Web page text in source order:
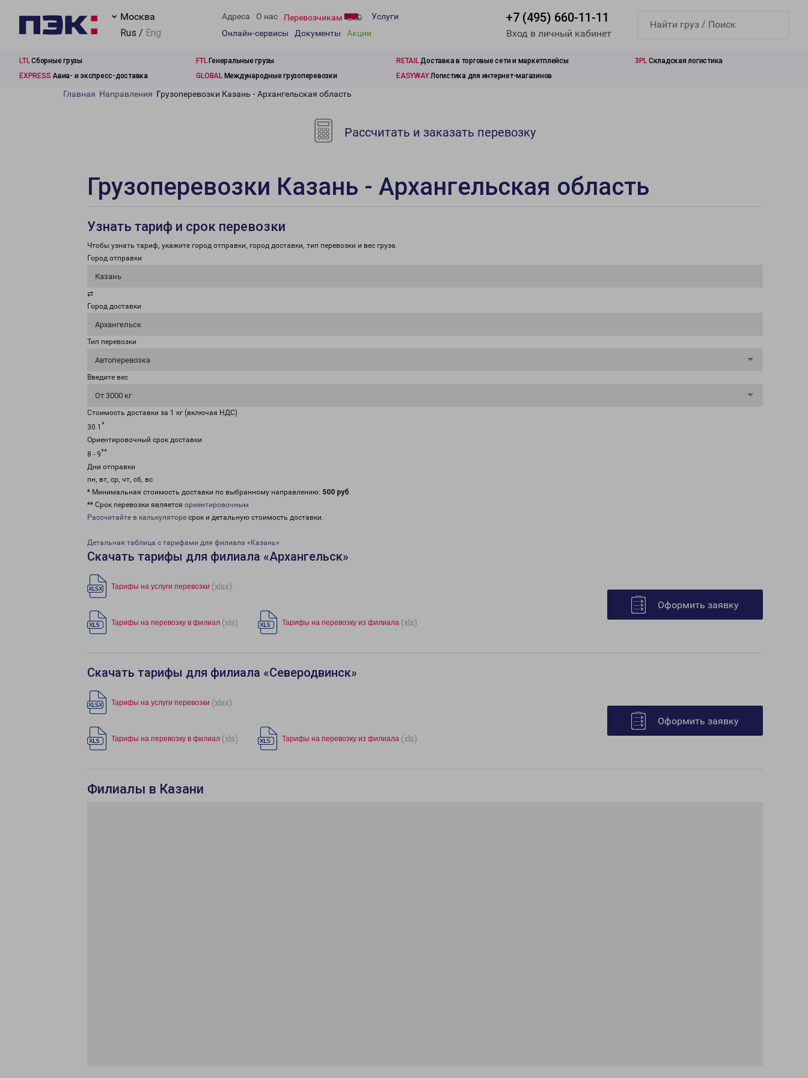
Москва
Rus / Eng
Адреса О нас Перевозчикам
Услуги
Онлайн-сервисы
Документы Акции
+7 (495) 660-11-11
Вход в личный кабинет
LTLСборные грузы FTLГенеральные грузы RETAILДоставка в торговые сети и маркетплейсы 3PL Складская логистика
EXPRESS Авиа- и экспресс-доставка GLOBALМеждународные грузоперевозки EASYWAYЛогистика для интернет-магазинов
Главная Направления Грузоперевозки Казань - Архангельская область
Рассчитать и заказать перевозку
Грузоперевозки Казань - Архангельская область
Узнать тариф и срок перевозки
Чтобы узнать тариф, укажите город отправки, город доставки, тип перевозки и вес груза.
Город отправки
Казань
⇄
Город доставки
Архангельск
Тип перевозки
Автоперевозка
Введите вес
От 3000 кг
Стоимость доставки за 1 кг (включая НДС)
30.1 *
Ориентировочный срок доставки
8 - 9**
Дни отправки
пн, вт, ср, чт, сб, вс
* Минимальная стоимость доставки по выбранному направлению: 500 руб.
** Срок перевозки является ориентировочным
Рассчитайте в калькуляторе срок и детальную стоимость доставки.
Детальная таблица с тарифами для филиала «Казань»
Скачать тарифы для филиала «Архангельск»
Тарифы на услуги перевозки (xlsx)
Тарифы на перевозку в филиал (xls) Тарифы на перевозку из филиала (xls)
Оформить заявку
Скачать тарифы для филиала «Северодвинск»
Тарифы на услуги перевозки (xlsx)
Тарифы на перевозку в филиал (xls) Тарифы на перевозку из филиала (xls)
Оформить заявку
Филиалы в Казани